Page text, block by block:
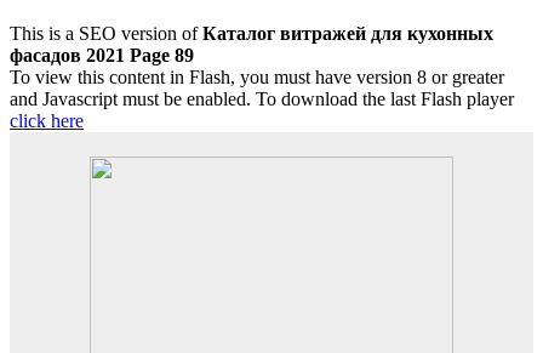
This is a SEO version ofКаталог витражей для кухонных
фасадов 2021 Page 89
To view this content in Flash, you must have version 8 or greater
and Javascript must be enabled. To download the last Flash player
click here